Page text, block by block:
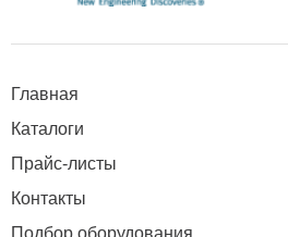
Главная
Каталоги
Прайс-листы
Контакты